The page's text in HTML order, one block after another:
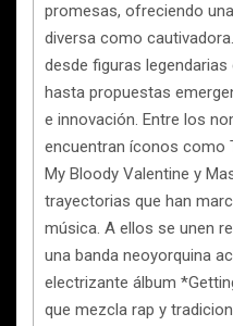
promesas, ofreciendo
diversa como
desde figuras
hasta propuestas
e innovación. Entre los
encuentran íconos como
My Bloody Valentine y
trayectorias que han
música. A ellos se unen
una banda neoyorquina
electrizante álbum
que mezcla rap y